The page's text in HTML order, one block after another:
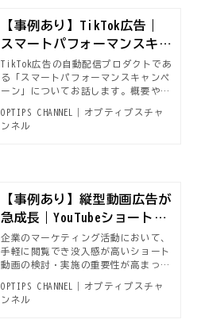
【事例あり】TikTok広告｜
スマートパフォーマンスキャ
ンペーンとは
TikTok広告の自動配信プロダクトであ
る「スマートパフォーマンスキャンペ
ーン」についてお話します。概要やメ
マンスキャンペーンを活用して、高い
広告成果を得た事例も紹介します。
OPTIPS CHANNEL｜オプティプスチャ
ンネル
【事例あり】縦型動画広告が
急成長｜YouTubeショート制
作の3つのコツ
企業のマーケティング活動において、
手軽に閲覧でき没入感が高いショート
動画の検討・実施の重要性が高まって
Tube Shortsに焦点を当てて、制作の
三つのコツや事例を紹介します。YouT
OPTIPS CHANNEL｜オプティプスチャ
ンネル